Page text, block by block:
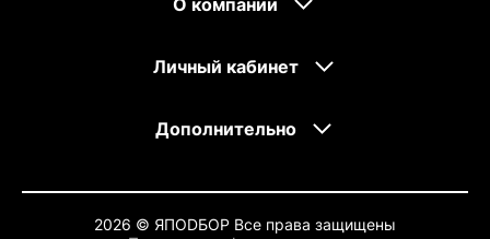
Личный кабинет
Дополнительно
2026 © ЯПОDБОР Все права защищены